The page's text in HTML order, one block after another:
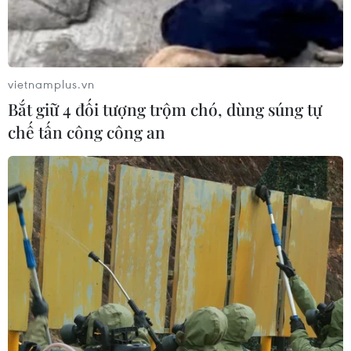
Thượng viện Mỹ thông qua luật ngân
sách tránh nguy cơ chính phủ đóng
cửa
08/08/2026 13:31
Thượng viện Mỹ thông qua dự luật
trừng phạt Nga
08/08/2026 03:50
Canada, Mỹ đàm phán thỏa thuận
thương mại tạm thời nhằm hạ nhiệt
căng thẳng
07/08/2026 23:53
vietnamplus.vn
Bắt giữ 4 đối tượng trộm chó, dùng súng tự
chế tấn công công an